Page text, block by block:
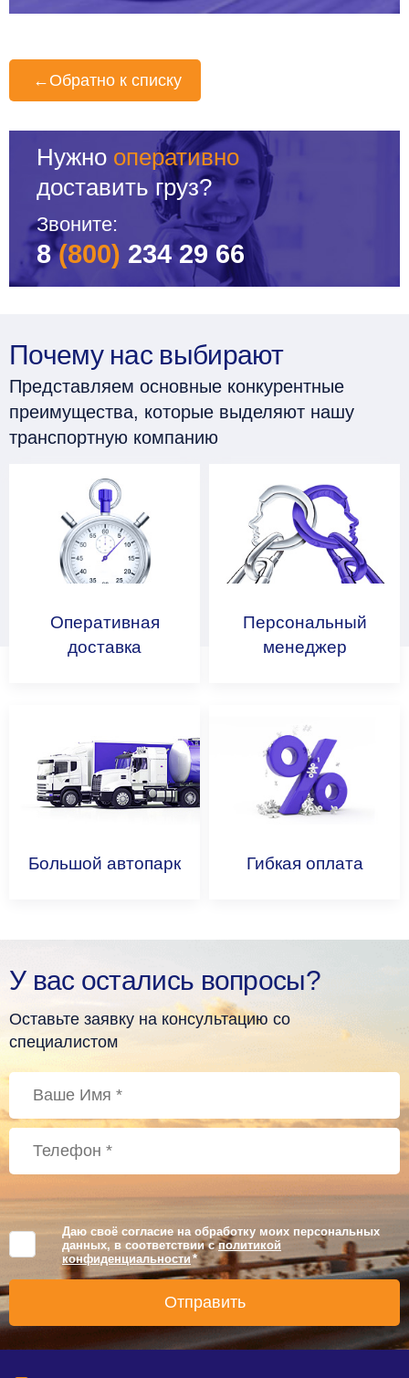
← Обратно к списку
Нужно оперативно
доставить груз?
Звоните:
8(800) 234 29 66
Почему нас выбирают
Представляем основные конкурентные
преимущества, которые выделяют нашу
транспортную компанию
Оперативная
доставка
Персональный
менеджер
Большой автопарк Гибкая оплата
У вас остались вопросы?
Оставьте заявку на консультацию со
специалистом
Даю своё согласие на обработку моих персональных
данных, в соответствии сполитикой
конфиденциальности *